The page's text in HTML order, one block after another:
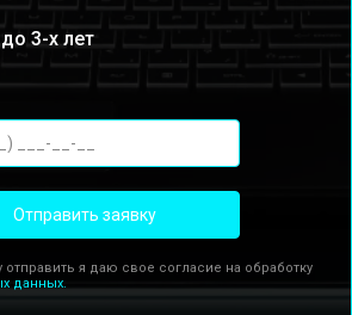
3-х лет
Отправить заявку
отправить я даю свое согласие на обработку
данных.